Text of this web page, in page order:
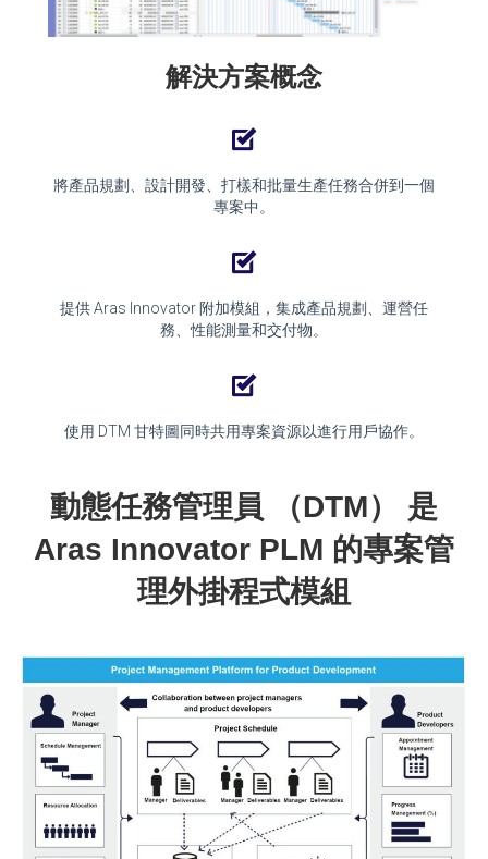
解決方案概念
將產品規劃、設計開發、打樣和批量生產任務合併到一個
專案中。
提供 Aras Innovator 附加模組，集成產品規劃、運營任
務、性能測量和交付物。
使用 DTM 甘特圖同時共用專案資源以進行用戶協作。
動態任務管理員 （DTM） 是
Aras Innovator PLM 的專案管
理外掛程式模組